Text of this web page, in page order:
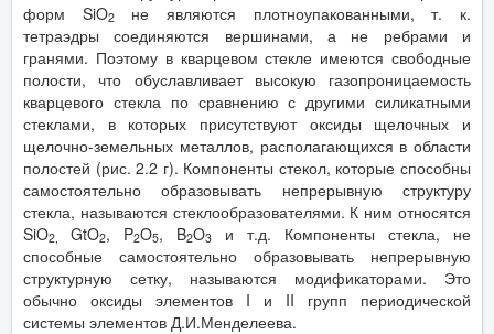
форм SiO2не являются плотноупакованными, т. к.
тетраэдры соединяются вершинами, а не ребрами и
гранями. Поэтому в кварцевом стекле имеются свободные
полости, что обуславливает высокую газопроницаемость
кварцевого стекла по сравнению с другими силикатными
стеклами, в которых присутствуют оксиды щелочных и
щелочно-земельных металлов, располагающихся в области
полостей (рис. 2.2 г). Компоненты стекол, которые способны
самостоятельно образовывать непрерывную структуру
стекла, называются стеклообразователями. К ним относятся
SiO2, GtO2, P2O5, B2O3
и т.д. Компоненты стекла, не
способные самостоятельно образовывать непрерывную
структурную сетку, называются модификаторами. Это
обычно оксиды элементов I и II групп периодической
системы элементов Д.И.Менделеева.